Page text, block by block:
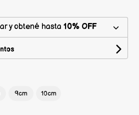
y obtené hasta10% OFF
9cm 10cm